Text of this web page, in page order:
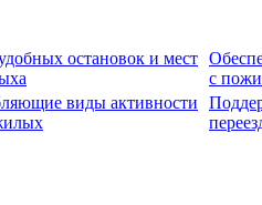
остановок и мест
с
виды активности